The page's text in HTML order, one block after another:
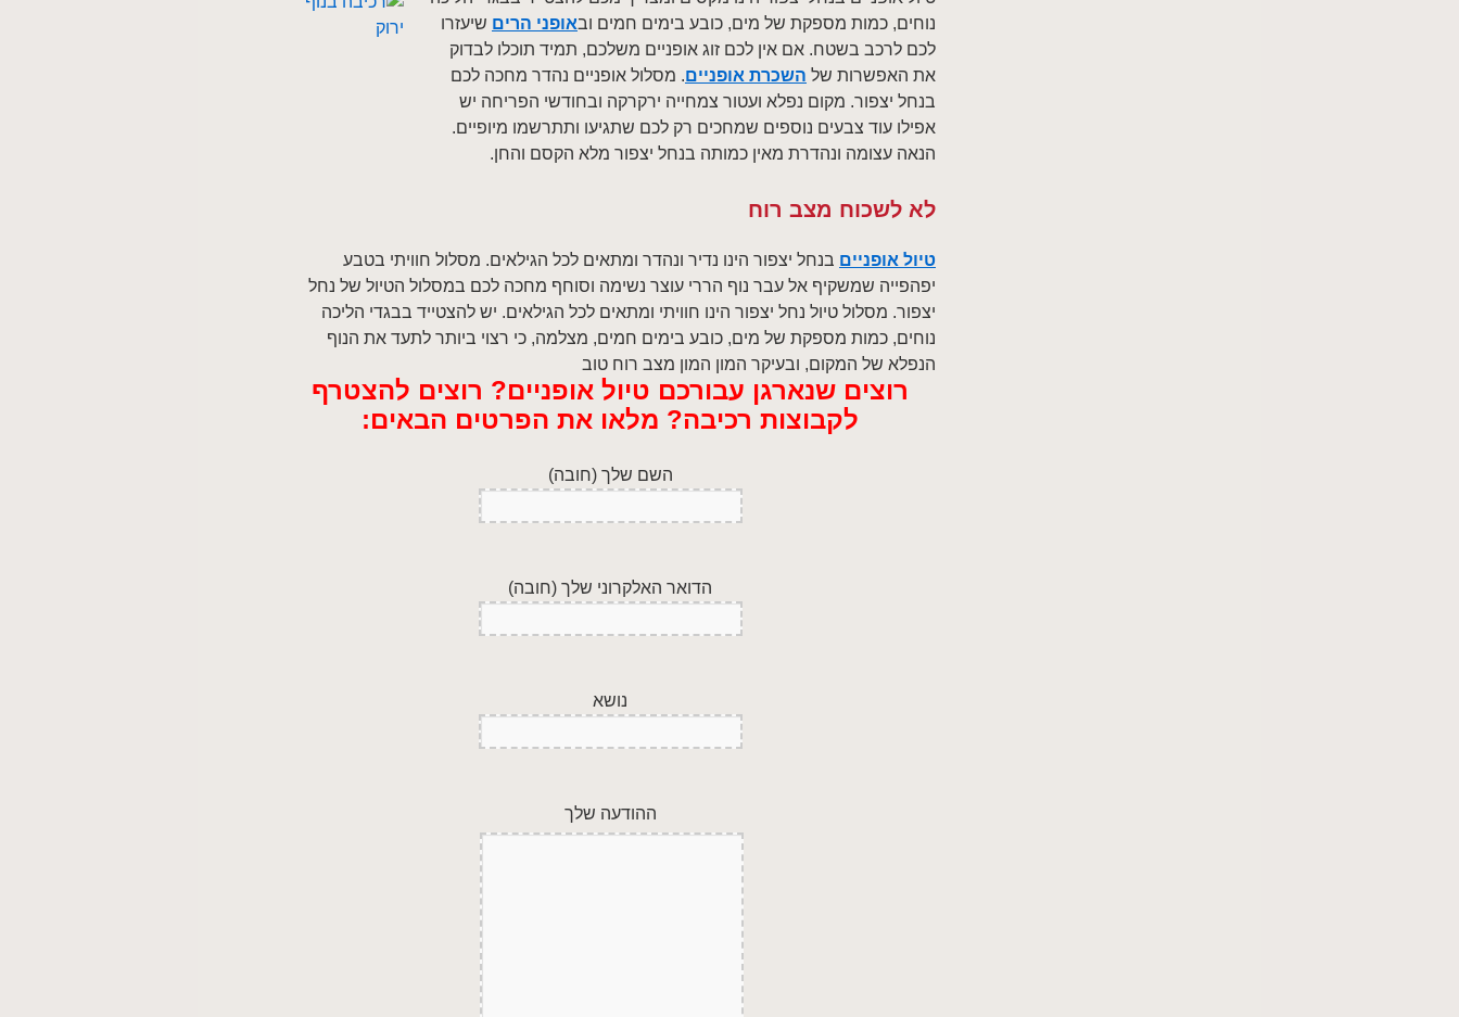
נוחים, כמות מספקת של מים, כובע בימים חמים ובאופני הרים שיעזרו
לכם לרכב בשטח. אם אין לכם זוג אופניים משלכם, תמיד תוכלו לבדוק
את האפשרות של השכרת אופניים. מסלול אופניים נהדר מחכה לכם
בנחל יצפור. מקום נפלא ועטור צמחייה ירקרקה ובחודשי הפריחה יש
אפילו עוד צבעים נוספים שמחכים רק לכם שתגיעו ותתרשמו מיופיים.
הנאה עצומה ונהדרת מאין כמותה בנחל יצפור מלא הקסם והחן.
לא לשכוח מצב רוח
טיול אופניים בנחל יצפור הינו נדיר ונהדר ומתאים לכל הגילאים. מסלול חוויתי בטבע
יפהפייה שמשקיף אל עבר נוף הררי עוצר נשימה וסוחף מחכה לכם במסלול הטיול של נחל
יצפור. מסלול טיול נחל יצפור הינו חוויתי ומתאים לכל הגילאים. יש להצטייד בבגדי הליכה
נוחים, כמות מספקת של מים, כובע בימים חמים, מצלמה, כי רצוי ביותר לתעד את הנוף
הנפלא של המקום, ובעיקר המון המון מצב רוח טוב
רוצים שנארגן עבורכם טיול אופניים? רוצים להצטרף
לקבוצות רכיבה? מלאו את הפרטים הבאים:
השם שלך (חובה)
הדואר האלקרוני שלך (חובה)
נושא
ההודעה שלך